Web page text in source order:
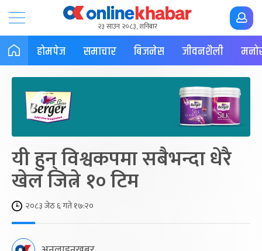
२३ साउन २०८३, शनिबार
होमपेज समाचार बिजनेस जीवनशैली
यी हुन् विश्वकपमा सबैभन्दा धेरै
खेल जित्ने १० टिम
२०८३ जेठ ६ गते १७:२०